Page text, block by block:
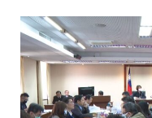
則太輕，難以真正嚇阻黃